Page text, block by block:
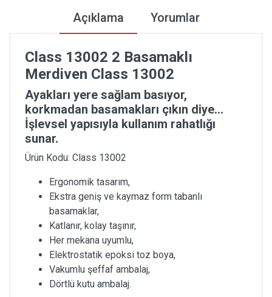
Açıklama Yorumlar
Class 13002 2 Basamaklı
Merdiven Class 13002
Ayakları yere sağlam basıyor,
korkmadan basamakları çıkın diye…
İşlevsel yapısıyla kullanım rahatlığı
sunar.
Ürün Kodu: Class 13002
Ergonomik tasarım,
Ekstra geniş ve kaymaz form tabanlı
basamaklar,
Katlanır, kolay taşınır,
Her mekana uyumlu,
Elektrostatik epoksi toz boya,
Vakumlu şeffaf ambalaj,
Dörtlü kutu ambalaj.